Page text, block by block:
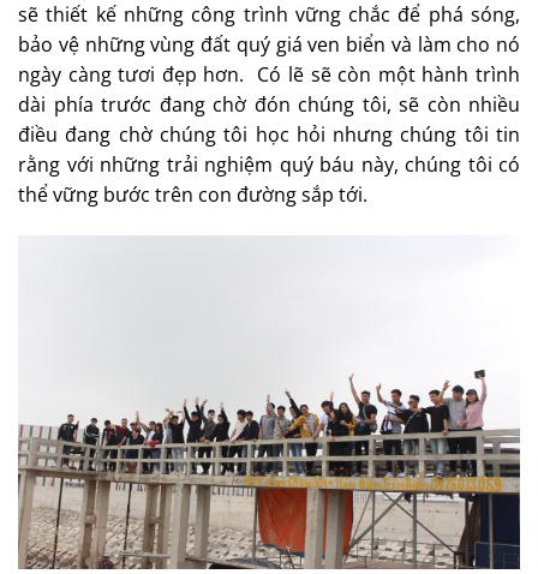
sẽ thiết kế những công trình vững chắc để phá sóng,
bảo vệ những vùng đất quý giá ven biển và làm cho nó
ngày càng tươi đẹp hơn. Có lẽ sẽ còn một hành trình
dài phía trước đang chờ đón chúng tôi, sẽ còn nhiều
điều đang chờ chúng tôi học hỏi nhưng chúng tôi tin
rằng với những trải nghiệm quý báu này, chúng tôi có
thể vững bước trên con đường sắp tới.